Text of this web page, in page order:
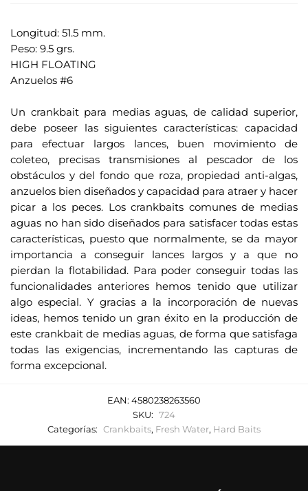
ó
n
d
e
o
r
e
o
e
l
e
c
t
r
ó
n
i
c
o
Longitud: 51.5 mm.
Peso: 9.5 grs.
HIGH FLOATING
Anzuelos #6
Un crankbait para medias aguas, de calidad superior,
debe poseer las siguientes características: capacidad
para efectuar largos lances, buen movimiento de
coleteo, precisas transmisiones al pescador de los
obstáculos y del fondo que roza, propiedad anti-algas,
anzuelos bien diseñados y capacidad para atraer y hacer
picar a los peces. Los crankbaits comunes de medias
aguas no han sido diseñados para satisfacer todas estas
características, puesto que normalmente, se da mayor
importancia a conseguir lances largos y a que no
pierdan la flotabilidad. Para poder conseguir todas las
funcionalidades anteriores hemos tenido que utilizar
algo especial. Y gracias a la incorporación de nuevas
ideas, hemos tenido un gran éxito en la producción de
este crankbait de medias aguas, de forma que satisfaga
todas las exigencias, incrementando las capturas de
forma excepcional.
EAN: 4580238263560
SKU: 724
Categorías: Crankbaits, Fresh Water, Hard Baits